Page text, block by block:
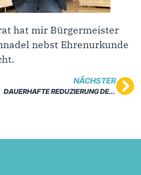
hat mir Bürgermeister
nebst Ehrenurkunde
NÄCHSTER
DAUERHAFTE REDUZIERUNG DES MEHRWERTSTEUERSATZES AUF 7 %